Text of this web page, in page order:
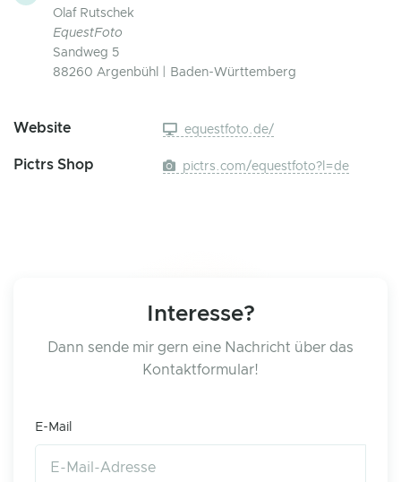
Olaf Rutschek
EquestFoto
Sandweg 5
88260 Argenbühl | Baden-Württemberg
Website equestfoto.de/
Pictrs Shop pictrs.com/equestfoto?l=de
Interesse?
Dann sende mir gern eine Nachricht über das
Kontaktformular!
E-Mail